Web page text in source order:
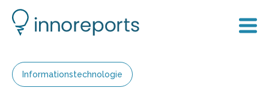
Informationstechnologie